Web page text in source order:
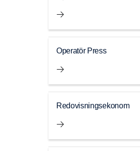
Operatör Press
Redovisningsekonom